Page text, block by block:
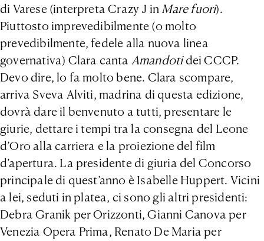
di Varese (interpreta Crazy J in Mare fuori).
Piuttosto imprevedibilmente (o molto
prevedibilmente, fedele alla nuova linea
governativa) Clara canta Amandotidei CCCP.
Devo dire, lo fa molto bene. Clara scompare,
arriva Sveva Alviti, madrina di questa edizione,
dovrà dare il benvenuto a tutti, presentare le
giurie, dettare i tempi tra la consegna del Leone
d’Oro alla carriera e la proiezione del film
d’apertura. La presidente di giuria del Concorso
principale di quest’anno è Isabelle Huppert. Vicini
a lei, seduti in platea, ci sono gli altri presidenti:
Debra Granik per Orizzonti, Gianni Canova per
Venezia Opera Prima, Renato De Maria per